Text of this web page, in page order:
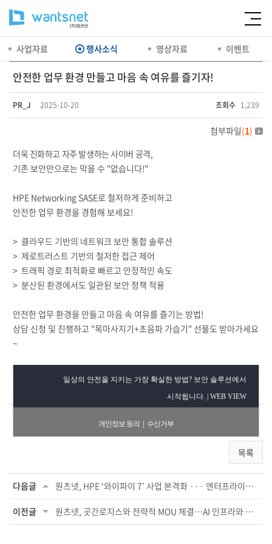
사업자료 행사소식 영상자료 이벤트
안전한 업무 환경 만들고 마음 속 여유를 즐기자!
PR_J 2025-10-20 조회수 1,239
첨부파일(1)
더욱 진화하고 자주 발생하는 사이버 공격,
기존 보안만으로는 막을 수 "없습니다!"
HPE Networking SASE로 철저하게 준비하고
안전한 업무 환경을 경험해 보세요!
> 클라우드 기반의 네트워크 보안 통합 솔루션
> 제로트러스트 기반의 철저한 접근 제어
> 트래픽 경로 최적화로 빠르고 안정적인 속도
> 분산된 환경에서도 일관된 보안 정책 적용
안전한 업무 환경을 만들고 마음 속 여유를 즐기는 방법!
상담 신청 및 진행하고 "목마사지기+초음파 가습기" 선물도 받아가세요
~
일상의 안전을 지키는 가장 확실한 방법? 보안 솔루션에서
시작됩니다. | WEB VIEW
개인정보 동의 | 수신거부
목록
다음글 원츠넷, HPE ‘와이파이 7’ 사업 본격화 ··· 엔터프라이즈 고객 확...
이전글 원츠넷, 곳간로지스와 전략적 MOU 체결…AI 인프라와 물류 혁신으로 상...